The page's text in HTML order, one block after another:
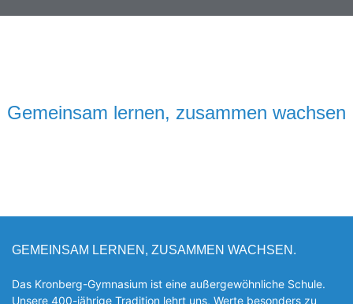
Gemeinsam lernen, zusammen wachsen
GEMEINSAM LERNEN, ZUSAMMEN WACHSEN.
Das Kronberg-Gymnasium ist eine außergewöhnliche Schule.
Unsere 400-jährige Tradition lehrt uns, Werte besonders zu